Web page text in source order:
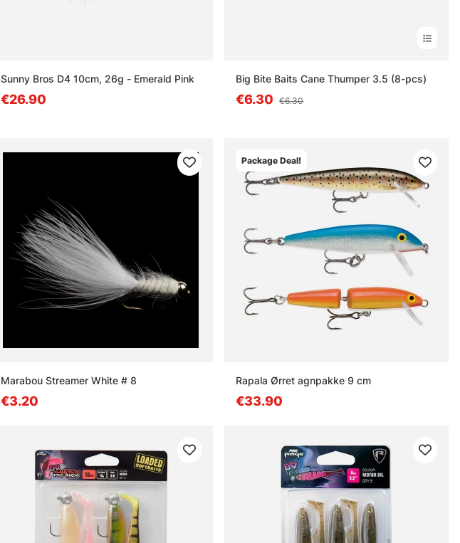
Sunny Bros D4 10cm, 26g - Emerald Pink
€26.90
Big Bite Baits Cane Thumper 3.5 (8-pcs)
€6.30 €6.30
Marabou Streamer White # 8
€3.20
Package Deal!
Rapala Ørret agnpakke 9 cm
€33.90